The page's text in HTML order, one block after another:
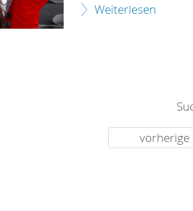
Weiterlesen
vorherige